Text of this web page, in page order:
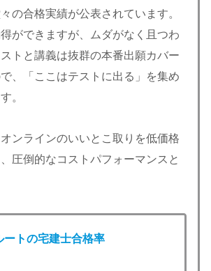
の合格実績が公表されています。
ができますが、ムダがなく且つわ
トと講義は抜群の本番出願カバー
、「ここはテストに出る」を集め
。
ンラインのいいとこ取りを低価格
圧倒的なコストパフォーマンスと
ートの宅建士合格率